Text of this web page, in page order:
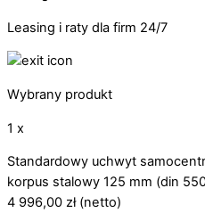
Leasing i raty dla firm 24/7
Wybrany produkt
1 x
Standardowy uchwyt
korpus stalowy 125 mm (din
4 996,00 zł(netto)